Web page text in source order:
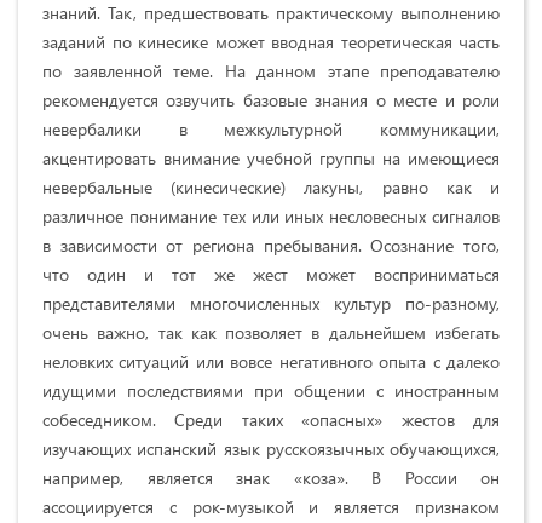
знаний. Так, предшествовать практическому выполнению
заданий по кинесике может вводная теоретическая часть
по заявленной теме. На данном этапе преподавателю
рекомендуется озвучить базовые знания о месте и роли
невербалики в межкультурной коммуникации,
акцентировать внимание учебной группы на имеющиеся
невербальные (кинесические) лакуны, равно как и
различное понимание тех или иных несловесных сигналов
в зависимости от региона пребывания. Осознание того,
что один и тот же жест может восприниматься
представителями многочисленных культур по-разному,
очень важно, так как позволяет в дальнейшем избегать
неловких ситуаций или вовсе негативного опыта с далеко
идущими последствиями при общении с иностранным
собеседником. Среди таких «опасных» жестов для
изучающих испанский язык русскоязычных обучающихся,
например, является знак «коза». В России он
ассоциируется с рок-музыкой и является признаком